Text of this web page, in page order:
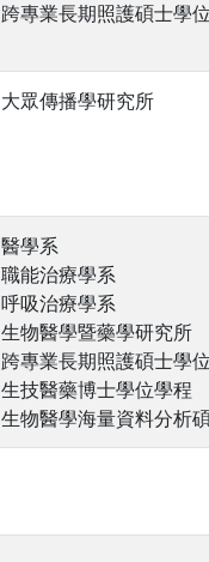
跨專業長期照護碩士學
大眾傳播學研究所
醫學系
職能治療學系
呼吸治療學系
生物醫學暨藥學研究所
跨專業長期照護碩士學
生技醫藥博士學位學程
生物醫學海量資料分析